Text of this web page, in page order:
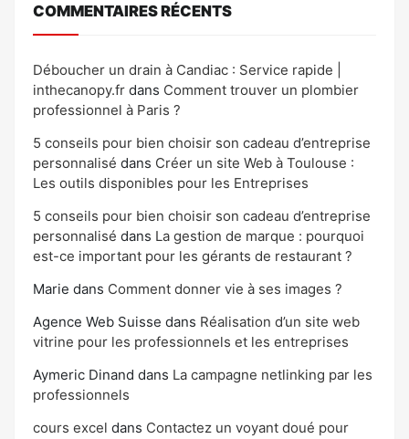
COMMENTAIRES RÉCENTS
Déboucher un drain à Candiac : Service rapide |
inthecanopy.fr dans Comment trouver un plombier
professionnel à Paris ?
5 conseils pour bien choisir son cadeau d’entreprise
personnalisé dans Créer un site Web à Toulouse :
Les outils disponibles pour les Entreprises
5 conseils pour bien choisir son cadeau d’entreprise
personnalisé dans La gestion de marque : pourquoi
est-ce important pour les gérants de restaurant ?
Marie dans Comment donner vie à ses images ?
Agence Web Suisse dans Réalisation d’un site web
vitrine pour les professionnels et les entreprises
Aymeric Dinand dans La campagne netlinking par les
professionnels
cours excel dans Contactez un voyant doué pour